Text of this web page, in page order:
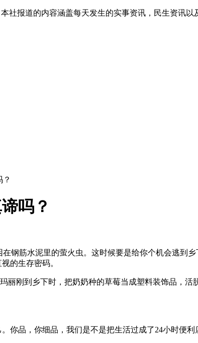
社报道的内容涵盖每天发生的实事资讯，民生资讯以
吗？
钢筋水泥里的萤火虫。这时候要是给你个机会逃到
的生存密码。
丽刚到乡下时，把奶奶种的草莓当成塑料装饰品，
你品，你细品，我们是不是把生活过成了24小时便利